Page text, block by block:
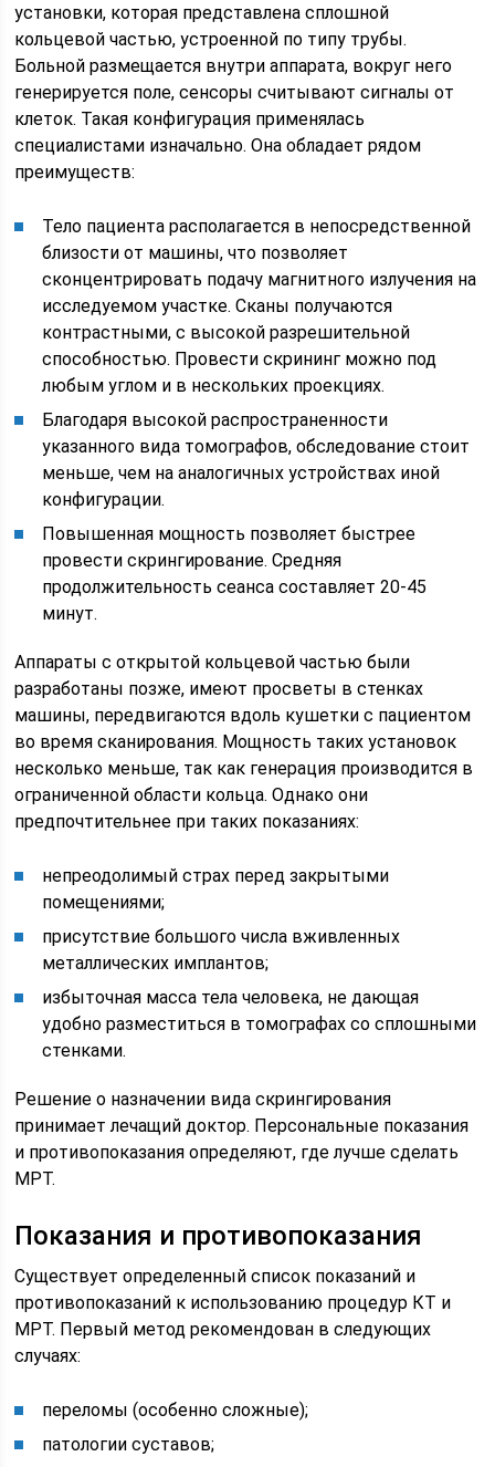
установки, которая представлена сплошной
кольцевой частью, устроенной по типу трубы.
Больной размещается внутри аппарата, вокруг него
генерируется поле, сенсоры считывают сигналы от
клеток. Такая конфигурация применялась
специалистами изначально. Она обладает рядом
преимуществ:
Тело пациента располагается в непосредственной
близости от машины, что позволяет
сконцентрировать подачу магнитного излучения на
исследуемом участке. Сканы получаются
контрастными, с высокой разрешительной
способностью. Провести скрининг можно под
любым углом и в нескольких проекциях.
Благодаря высокой распространенности
указанного вида томографов, обследование стоит
меньше, чем на аналогичных устройствах иной
конфигурации.
Повышенная мощность позволяет быстрее
провести скрингирование. Средняя
продолжительность сеанса составляет 20-45
минут.
Аппараты с открытой кольцевой частью были
разработаны позже, имеют просветы в стенках
машины, передвигаются вдоль кушетки с пациентом
во время сканирования. Мощность таких установок
несколько меньше, так как генерация производится в
ограниченной области кольца. Однако они
предпочтительнее при таких показаниях:
непреодолимый страх перед закрытыми
помещениями;
присутствие большого числа вживленных
металлических имплантов;
избыточная масса тела человека, не дающая
удобно разместиться в томографах со сплошными
стенками.
Решение о назначении вида скрингирования
принимает лечащий доктор. Персональные показания
и противопоказания определяют, где лучше сделать
МРТ.
Показания и противопоказания
Существует определенный список показаний и
противопоказаний к использованию процедур КТ и
МРТ. Первый метод рекомендован в следующих
случаях:
переломы (особенно сложные);
патологии суставов;